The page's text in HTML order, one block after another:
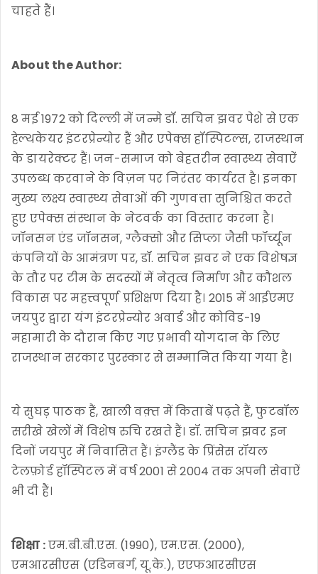
चाहते हैं।
About the Author:
8 मई 1972 को दिल्ली में जन्मे डॉ. सचिन झवर पेशे से एक
हेल्थकेयर इंटरप्रेन्योर हैं और एपेक्स हॉस्पिटल्स, राजस्थान
के डायरेक्टर हैं। जन-समाज को बेहतरीन स्वास्थ्य सेवाऐं
उपलब्ध करवाने के विज़न पर निरंतर कार्यरत है। इनका
मुख्य लक्ष्य स्वास्थ्य सेवाओं की गुणवत्ता सुनिश्चित करते
हुए एपेक्स संस्थान के नेटवर्क का विस्तार करना है।
जॉनसन एंड जॉनसन, ग्लैक्सो और सिप्ला जैसी फॉर्च्यून
कंपनियों के आमंत्रण पर, डॉ. सचिन झवर ने एक विशेषज्ञ
के तौर पर टीम के सदस्यों में नेतृत्व निर्माण और कौशल
विकास पर महत्त्वपूर्ण प्रशिक्षण दिया है। 2015 में आईएमए
जयपुर द्वारा यंग इंटरप्रेन्योर अवार्ड और कोविड-19
महामारी के दौरान किए गए प्रभावी योगदान के लिए
राजस्थान सरकार पुरस्कार से सम्मानित किया गया है।
ये सुघड़ पाठक हैं, खाली वक़्त में किताबें पढ़ते हैं, फुटबॉल
सरीखे खेलों में विशेष रुचि रखते हैं। डॉ. सचिन झवर इन
दिनों जयपुर में निवासित हैं। इंग्लैंड के प्रिंसेस रॉयल
टेलफ़ोर्ड हॉस्पिटल में वर्ष 2001 से 2004 तक अपनी सेवाऐं
भी दी हैं।
शिक्षा :एम.बी.बी.एस. (1990), एम.एस. (2000),
एमआरसीएस (एडिनबर्ग, यू.के.), एएफआरसीएस